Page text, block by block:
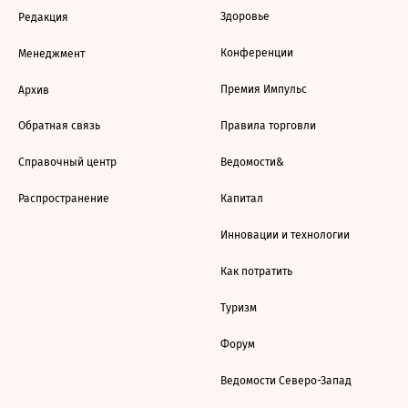
Редакция
Менеджмент
Архив
Обратная связь
Справочный центр
Распространение
Здоровье
Конференции
Премия Импульс
Правила торговли
Ведомости&
Капитал
Инновации и технологии
Как потратить
Туризм
Форум
Ведомости Северо-Запад